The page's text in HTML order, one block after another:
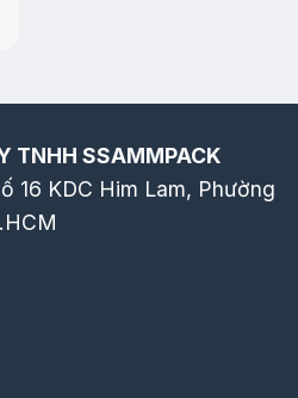
TNHH SSAMMPACK
16 KDC Him Lam, Phường